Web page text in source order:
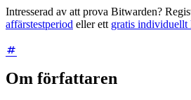
Intresserad av att prova Bitwarden?
affärstestperiod eller ett gratis individuellt
Om författaren